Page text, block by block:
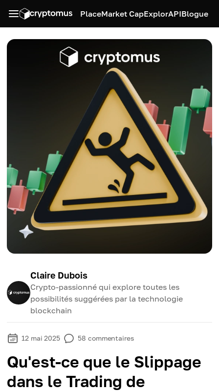
PlaceMarket CapExplorAPIBlogue
Claire Dubois
Crypto-passionné qui explore toutes les
possibilités suggérées par la technologie
blockchain
12 mai 2025 58 commentaires
Qu'est-ce que le Slippage
dans le Trading de